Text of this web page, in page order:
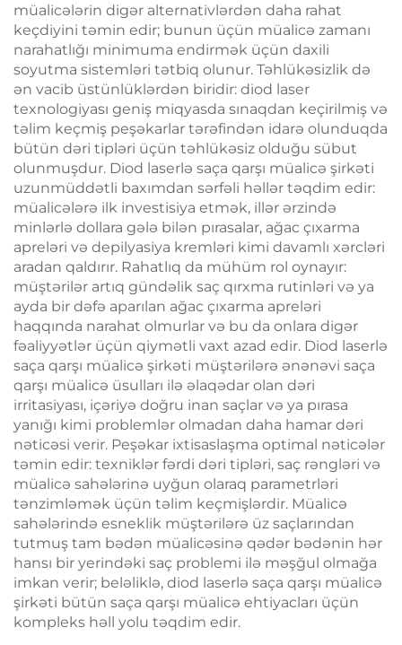
müalicələrin digər alternativlərdən daha rahat
keçdiyini təmin edir; bunun üçün müalicə zamanı
narahatlığı minimuma endirmək üçün daxili
soyutma sistemləri tətbiq olunur. Təhlükəsizlik də
ən vacib üstünlüklərdən biridir: diod laser
texnologiyası geniş miqyasda sınaqdan keçirilmiş və
təlim keçmiş peşəkarlar tərəfindən idarə olunduqda
bütün dəri tipləri üçün təhlükəsiz olduğu sübut
olunmuşdur. Diod laserlə saça qarşı müalicə şirkəti
uzunmüddətli baxımdan sərfəli həllər təqdim edir:
müalicələrə ilk investisiya etmək, illər ərzində
minlərlə dollara gələ bilən pırasalar, ağac çıxarma
apreləri və depilyasiya kremləri kimi davamlı xərcləri
aradan qaldırır. Rahatlıq da mühüm rol oynayır:
müştərilər artıq gündəlik saç qırxma rutinləri və ya
ayda bir dəfə aparılan ağac çıxarma apreləri
haqqında narahat olmurlar və bu da onlara digər
fəaliyyətlər üçün qiymətli vaxt azad edir. Diod laserlə
saça qarşı müalicə şirkəti müştərilərə ənənəvi saça
qarşı müalicə üsulları ilə əlaqədar olan dəri
irritasiyası, içəriyə doğru inan saçlar və ya pırasa
yanığı kimi problemlər olmadan daha hamar dəri
nəticəsi verir. Peşəkar ixtisaslaşma optimal nəticələr
təmin edir: texniklər fərdi dəri tipləri, saç rəngləri və
müalicə sahələrinə uyğun olaraq parametrləri
tənzimləmək üçün təlim keçmişlərdir. Müalicə
sahələrində esneklik müştərilərə üz saçlarından
tutmuş tam bədən müalicəsinə qədər bədənin hər
hansı bir yerindəki saç problemi ilə məşğul olmağa
imkan verir; beləliklə, diod laserlə saça qarşı müalicə
şirkəti bütün saça qarşı müalicə ehtiyacları üçün
kompleks həll yolu təqdim edir.